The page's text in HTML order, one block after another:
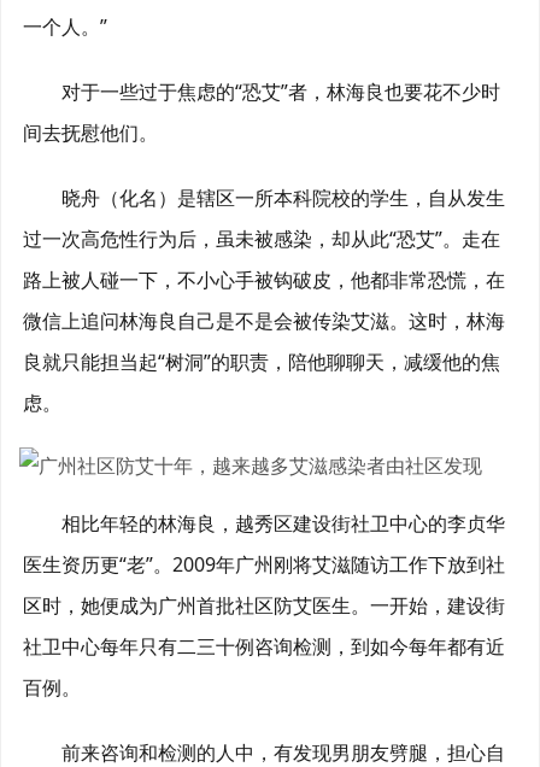
一个人。”
对于一些过于焦虑的“恐艾”者，林海良也要花不少时
间去抚慰他们。
晓舟（化名）是辖区一所本科院校的学生，自从发生
过一次高危性行为后，虽未被感染，却从此“恐艾”。走在
路上被人碰一下，不小心手被钩破皮，他都非常恐慌，在
微信上追问林海良自己是不是会被传染艾滋。这时，林海
良就只能担当起“树洞”的职责，陪他聊聊天，减缓他的焦
虑。
相比年轻的林海良，越秀区建设街社卫中心的李贞华
医生资历更“老”。2009年广州刚将艾滋随访工作下放到社
区时，她便成为广州首批社区防艾医生。一开始，建设街
社卫中心每年只有二三十例咨询检测，到如今每年都有近
百例。
前来咨询和检测的人中，有发现男朋友劈腿，担心自